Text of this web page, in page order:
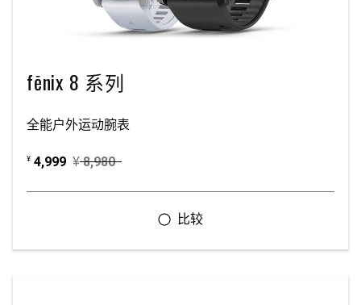
fēnix 8 系列
全能户外运动腕表
¥ 4,999 ¥ 8,980